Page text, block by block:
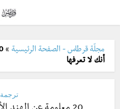
مجلّة قرطاس - الصفحة الرئيسية »
أنك لا تعرفها
ترجمة